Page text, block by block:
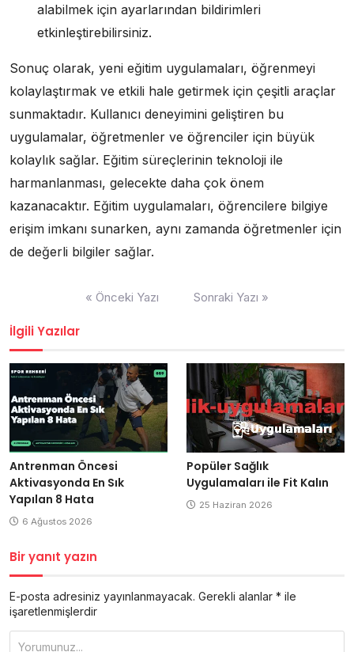
alabilmek için ayarlarından bildirimleri
etkinleştirebilirsiniz.
Sonuç olarak, yeni eğitim uygulamaları, öğrenmeyi
kolaylaştırmak ve etkili hale getirmek için çeşitli araçlar
sunmaktadır. Kullanıcı deneyimini geliştiren bu
uygulamalar, öğretmenler ve öğrenciler için büyük
kolaylık sağlar. Eğitim süreçlerinin teknoloji ile
harmanlanması, gelecekte daha çok önem
kazanacaktır. Eğitim uygulamaları, öğrencilere bilgiye
erişim imkanı sunarken, aynı zamanda öğretmenler için
de değerli bilgiler sağlar.
« Önceki Yazı Sonraki Yazı »
İlgili Yazılar
Antrenman Öncesi
Aktivasyonda En Sık
Yapılan 8 Hata
6 Ağustos 2026
Popüler Sağlık
Uygulamaları ile Fit Kalın
25 Haziran 2026
Bir yanıt yazın
E-posta adresiniz yayınlanmayacak. Gerekli alanlar * ile
işaretlenmişlerdir